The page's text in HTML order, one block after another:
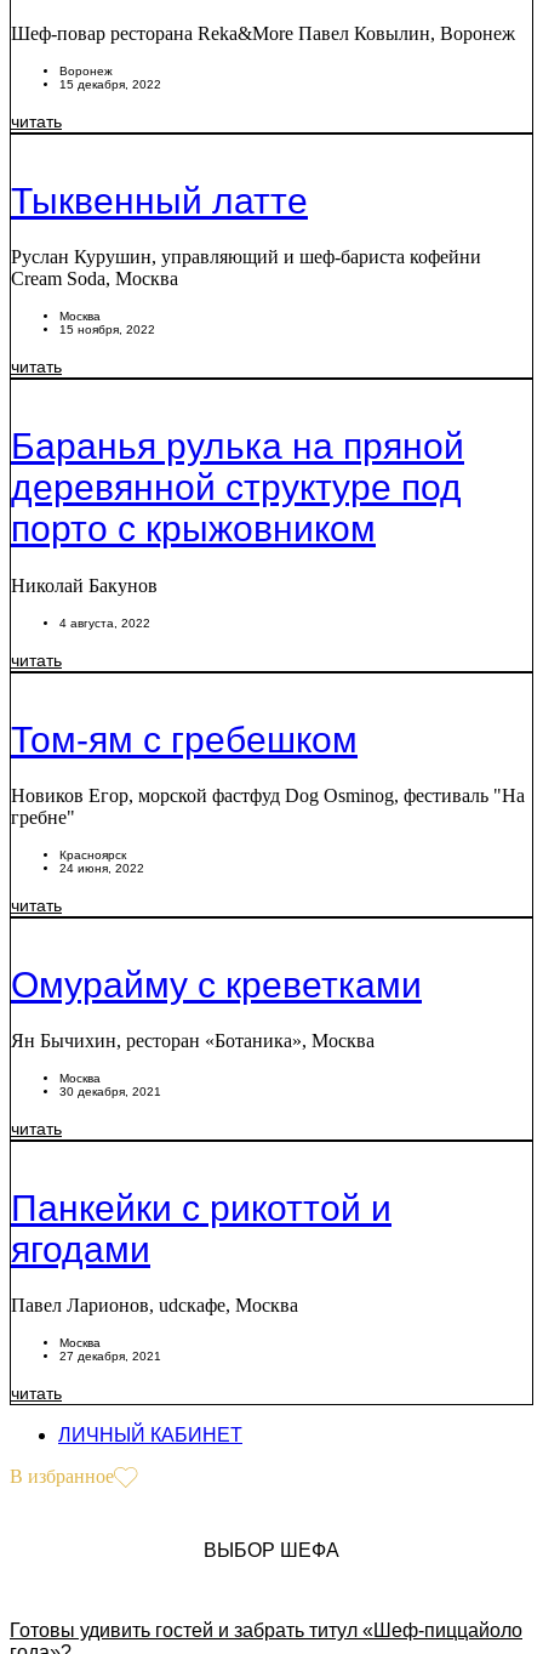
Шеф-повар ресторана Reka&More Павел Ковылин, Воронеж
Воронеж
15 декабря, 2022
читать
Тыквенный латте
Руслан Курушин, управляющий и шеф-бариста кофейни
Cream Soda, Москва
Москва
15 ноября, 2022
читать
Баранья рулька на пряной
деревянной структуре под
порто с крыжовником
Николай Бакунов
4 августа, 2022
читать
Том-ям с гребешком
Новиков Егор, морской фастфуд Dog Osminog, фестиваль "На
гребне"
Красноярск
24 июня, 2022
читать
Омурайму с креветками
Ян Бычихин, ресторан «Ботаника», Москва
Москва
30 декабря, 2021
читать
Панкейки с рикоттой и
ягодами
Павел Ларионов, udcкафе, Москва
Москва
27 декабря, 2021
читать
ЛИЧНЫЙ КАБИНЕТ
В избранное
ВЫБОР ШЕФА
Готовы удивить гостей и забрать титул «Шеф-пиццайоло